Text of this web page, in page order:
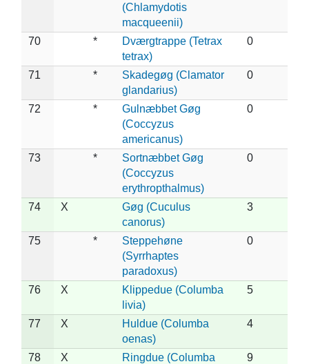
(Chlamydotis
macqueenii)
70 *
Dværgtrappe (Tetrax
tetrax)
0
71 *
Skadegøg (Clamator
glandarius)
0
72 *
Gulnæbbet Gøg
(Coccyzus
americanus)
0
73 *
Sortnæbbet Gøg
(Coccyzus
erythropthalmus)
0
74 X
Gøg (Cuculus
canorus)
3
75 *
Steppehøne
(Syrrhaptes
paradoxus)
0
76 X
Klippedue (Columba
livia)
5
77 X
Huldue (Columba
oenas)
4
78 X
Ringdue (Columba
9